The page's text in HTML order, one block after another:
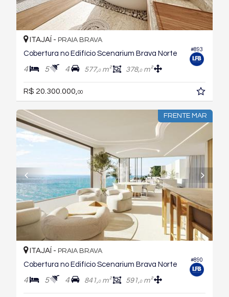
#893
ITAJAÍ - PRAIA BRAVA
Cobertura no Edifício Scenarium Brava Norte
4 5 4 577,0m² 378,0m²
R$ 20.300.000, 00
FRENTE MAR
#890
ITAJAÍ - PRAIA BRAVA
Cobertura no Edifício Scenarium Brava Norte
4 5 4 841,0m² 591,0m²